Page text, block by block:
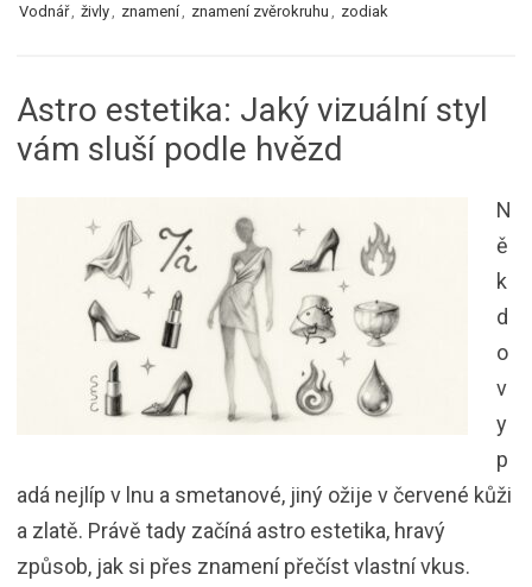
Vodnář
živly znamení znamení zvěrokruhu zodiak
Astro estetika: Jaký vizuální styl
vám sluší podle hvězd
N
ě
k
d
o
v
y
p
adá nejlíp v lnu a smetanové, jiný ožije v červené kůži
a zlatě. Právě tady začíná astro estetika, hravý
způsob, jak si přes znamení přečíst vlastní vkus.